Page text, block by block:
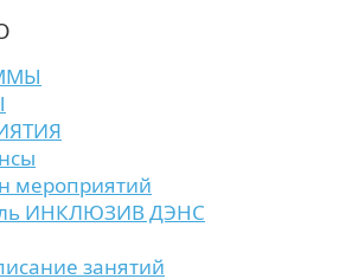
мероприятий
ИНКЛЮЗИВ ДЭНС
занятий